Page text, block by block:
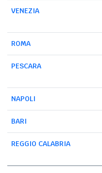
VENEZIA
ROMA
PESCARA
NAPOLI
BARI
REGGIO CALABRIA